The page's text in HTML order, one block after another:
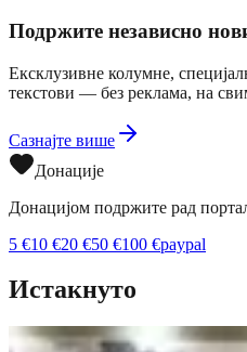
Подржите независно
Ексклузивне колумне,
текстови — без реклама, на
Сазнајте више
Донације
Донацијом подржите рад
5 €10 €20 €50 €100 €paypal
Истакнуто